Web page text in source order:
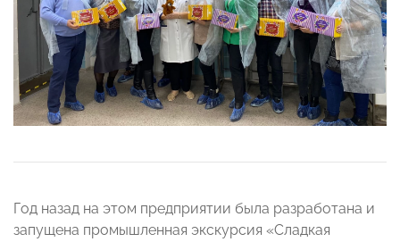
Год назад на этом предприятии была разработана и
запущена промышленная экскурсия «Сладкая